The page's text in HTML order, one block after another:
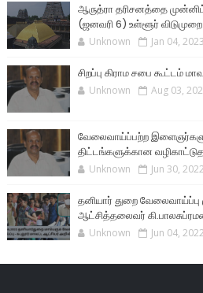
ஆருத்ரா தரிசனத்தை
(ஜனவரி 6) உள்ளூர் விடுமுறை.
Unknown Jan 04, 2023
சிறப்பு கிராம சபை கூட்டம்
Unknown Aug 03,
வேலைவாய்ப்பற்ற
திட்டங்களுக்கான
Unknown Jun 30, 2022
தனியார் துறை
ஆட்சித்தலைவர்
Unknown Jun 04, 2022